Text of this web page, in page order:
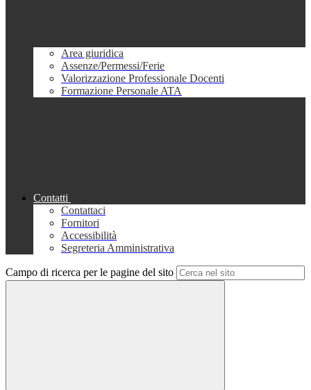
Area giuridica
Assenze/Permessi/Ferie
Valorizzazione Professionale Docenti
Formazione Personale ATA
Contatti
Contattaci
Fornitori
Accessibilità
Segreteria Amministrativa
Campo di ricerca per le pagine del sito